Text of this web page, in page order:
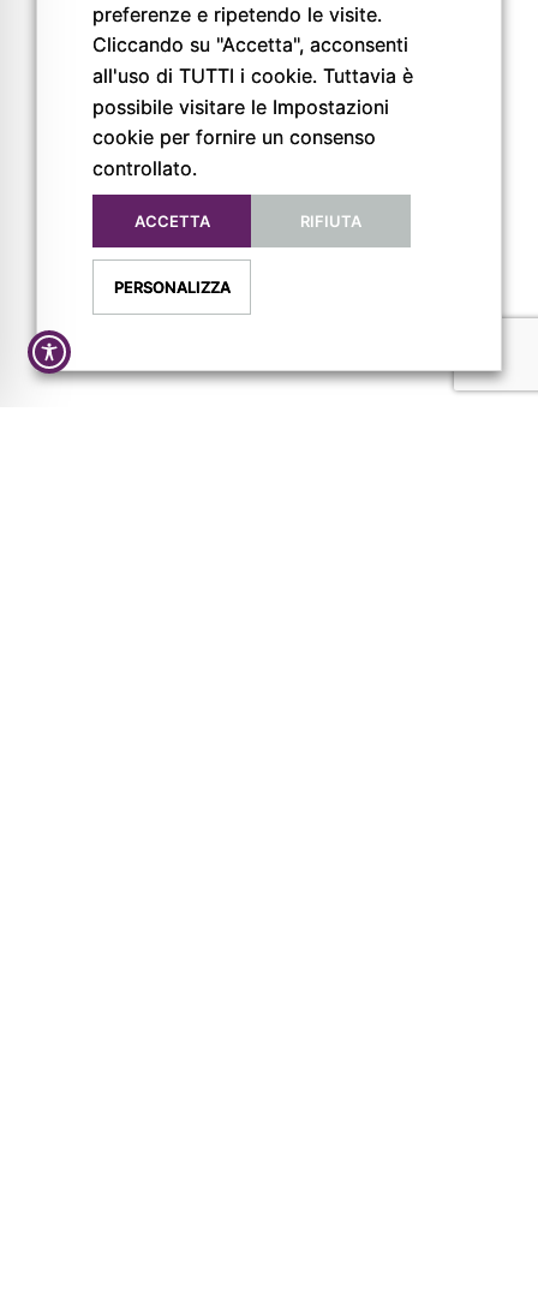
© Copyright 2026
Pigreco Srl Unipersonale
P. IVA: 02789840341
preferenze e ripetendo le visite.
Cliccando su "Accetta", acconsenti
all'uso di TUTTI i cookie. Tuttavia è
possibile visitare le Impostazioni
cookie per fornire un consenso
controllato.
ACCETTA RIFIUTA
PERSONALIZZA